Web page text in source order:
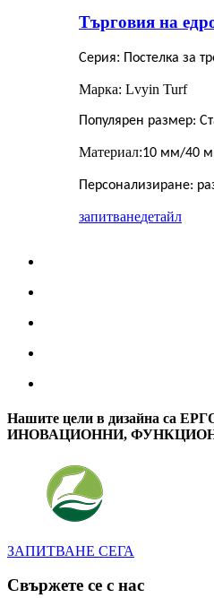
Търговия на
Серия: Постелка за
Марка: Lvyin Turf
Популярен размер:
Материал:10 мм/40
Персонализиране:
запитванедетайл
Нашите цели в дизайна са
ИНОВАЦИОННИ,
ЗАПИТВАНЕ СЕГА
Свържете се с нас